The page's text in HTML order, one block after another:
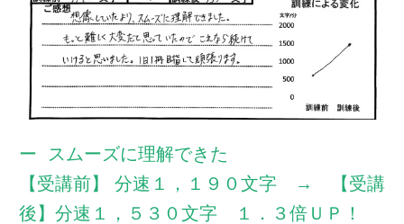
スムーズに理解できた
【受講前】 分速１，１９０文字 → 【受講
後】分速１，５３０文字 １．３倍ＵＰ！